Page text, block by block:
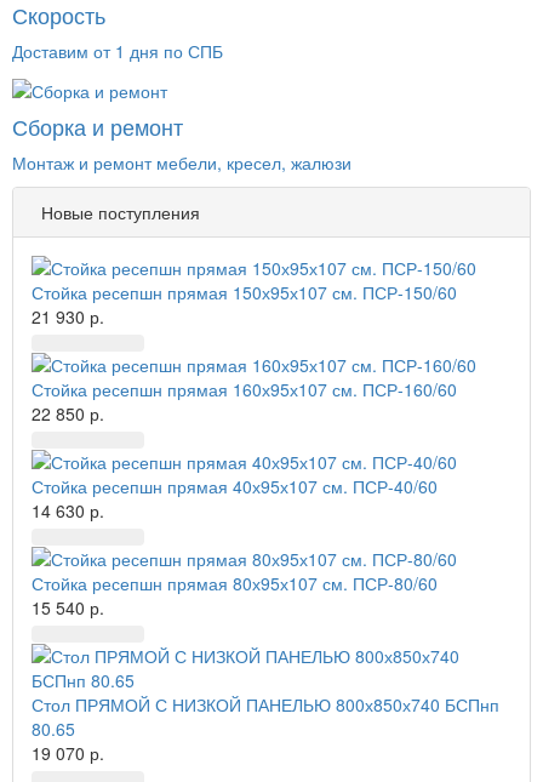
Скорость
Доставим от 1 дня по СПБ
Сборка и ремонт
Монтаж и ремонт мебели, кресел, жалюзи
Новые поступления
Стойка ресепшн прямая 150х95х107 см. ПСР-150/60
21 930 р.
Стойка ресепшн прямая 160х95х107 см. ПСР-160/60
22 850 р.
Стойка ресепшн прямая 40х95х107 см. ПСР-40/60
14 630 р.
Стойка ресепшн прямая 80х95х107 см. ПСР-80/60
15 540 р.
Стол ПРЯМОЙ С НИЗКОЙ ПАНЕЛЬЮ 800х850х740 БСПнп
80.65
19 070 р.